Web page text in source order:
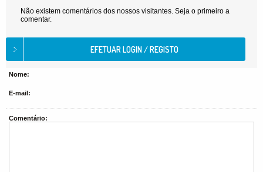
Não existem comentários dos nossos visitantes. Seja o primeiro a
comentar.
Nome:
E-mail:
Comentário: